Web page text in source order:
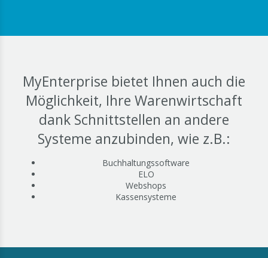
MyEnterprise bietet Ihnen auch die
Möglichkeit, Ihre Warenwirtschaft
dank Schnittstellen an andere
Systeme anzubinden, wie z.B.:
Buchhaltungssoftware
ELO
Webshops
Kassensysteme